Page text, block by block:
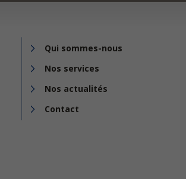
Qui sommes-nous
Nos services
Nos actualités
Contact